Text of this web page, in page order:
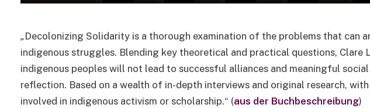
„Decolonizing Solidarity is a thorough examination of the problems that
indigenous struggles. Blending key theoretical and practical questions,
indigenous peoples will not lead to successful alliances and meaningful
reflection. Based on a wealth of in-depth interviews and original research,
involved in indigenous activism or scholarship.“ (aus der Buchbeschreibung)